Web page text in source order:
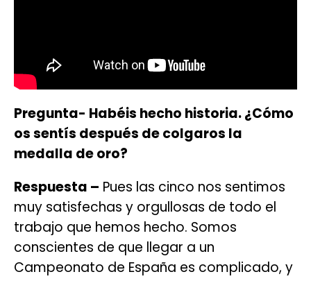
Pregunta- Habéis hecho historia. ¿Cómo
os sentís después de colgaros la
medalla de oro?
Respuesta – Pues las cinco nos sentimos
muy satisfechas y orgullosas de todo el
trabajo que hemos hecho. Somos
conscientes de que llegar a un
Campeonato de España es complicado, y